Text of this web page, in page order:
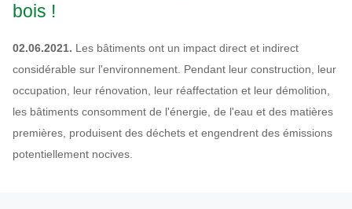
bois !
02.06.2021. Les bâtiments ont un impact direct et indirect
considérable sur l'environnement. Pendant leur construction, leur
occupation, leur rénovation, leur réaffectation et leur démolition,
les bâtiments consomment de l'énergie, de l'eau et des matières
premières, produisent des déchets et engendrent des émissions
potentiellement nocives.